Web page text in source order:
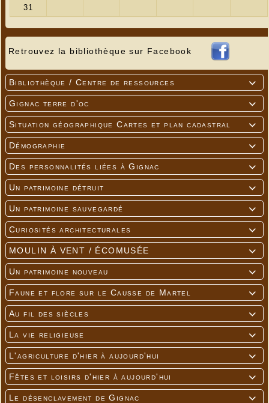
Retrouvez la bibliothèque sur Facebook

Bibliothèque / Centre de ressources

Gignac terre d'oc

Situation géographique Cartes et plan cadastral

Démographie

Des personnalités liées à Gignac

Un patrimoine détruit

Un patrimoine sauvegardé

Curiosités architecturales

MOULIN À VENT / ÉCOMUSÉE

Un patrimoine nouveau

Faune et flore sur le Causse de Martel

Au fil des siècles

La vie religieuse

L'agriculture d'hier à aujourd'hui

Fêtes et loisirs d'hier à aujourd'hui

Le désenclavement de Gignac